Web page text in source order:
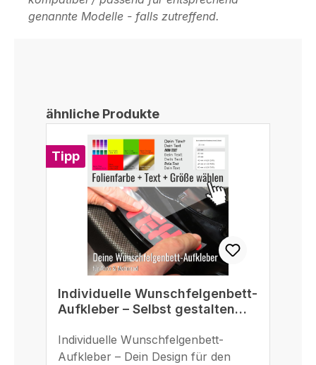
genannte Modelle - falls zutreffend.
Produktgalerie überspringen
ähnliche Produkte
Tipp
Individuelle Wunschfelgenbett-
Aufkleber – Selbst gestalten
Individuelle Wunschfelgenbett-
Aufkleber – Dein Design für den